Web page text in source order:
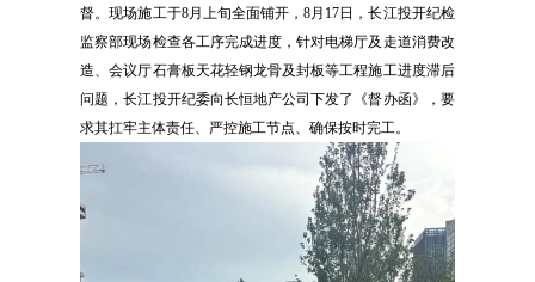
督。现场施工于8月上旬全面铺开，8月17日，长江投开纪检
监察部现场检查各工序完成进度，针对电梯厅及走道消费改
造、会议厅石膏板天花轻钢龙骨及封板等工程施工进度滞后
问题，长江投开纪委向长恒地产公司下发了《督办函》，要
求其扛牢主体责任、严控施工节点、确保按时完工。